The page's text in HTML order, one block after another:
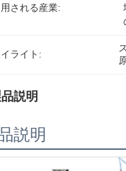
される産業:
ライト:
説明
説明